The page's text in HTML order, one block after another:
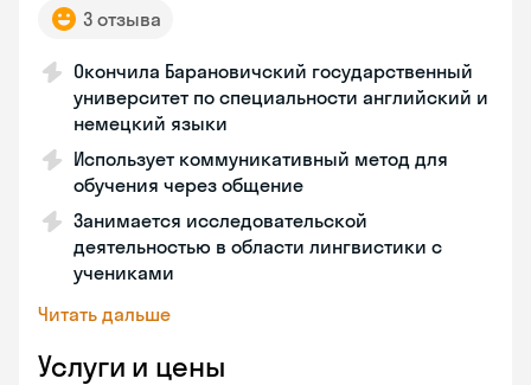
3 отзыва
Окончила Барановичский государственный
университет по специальности английский и
немецкий языки
Использует коммуникативный метод для
обучения через общение
Занимается исследовательской
деятельностью в области лингвистики с
учениками
Читать дальше
Услуги и цены